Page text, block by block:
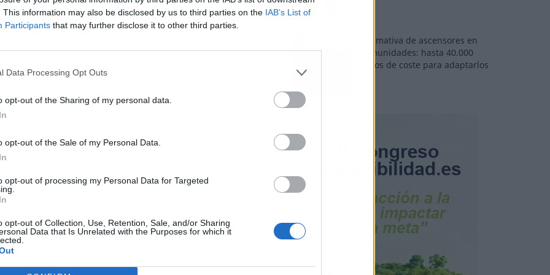
This information may also be disclosed by us to third parties on the IAB’s List of
Participants that may further disclose it to other third parties.
Data Processing Opt Outs
opt-out of the Sharing of my personal data.
opt-out of the Sale of my Personal Data.
opt-out of processing my Personal Data for Targeted
opt-out of Collection, Use, Retention, Sale, and/or Sharing
Data that Is Unrelated with the Purposes for which it
en la más ambiciosa del tour. Después de
conciertos en 2025, Bad Bunny ha repetido
de varias noches en un mismo recinto
por Alemania, Países Bajos, Reino Unido,
eco de lo que está pasando en el
Normativa de ascensores en
comunidades: hasta 40.000
euros de coste para adaptarlos